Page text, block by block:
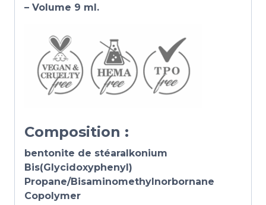
– Volume 9 ml.
Composition :
bentonite de stéaralkonium
Bis(Glycidoxyphenyl)
Propane/Bisaminomethylnorbornane
Copolymer